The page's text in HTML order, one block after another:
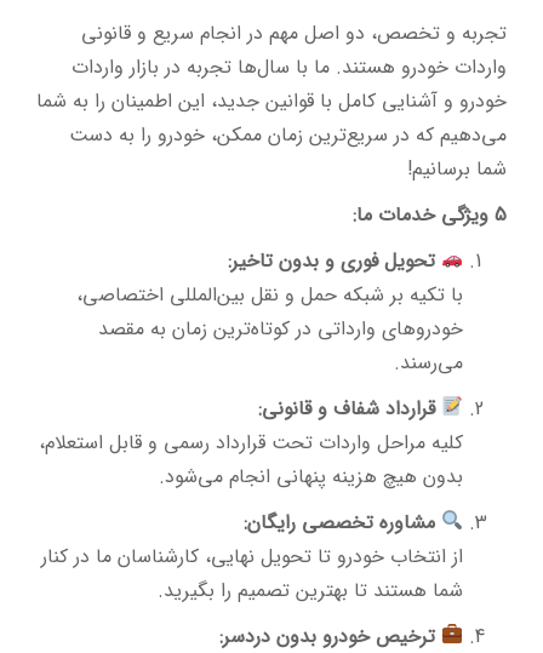
تجربه و تخصص، دو اصل مهم در انجام سریع و قانونی
واردات خودرو هستند. ما با سال‌ها تجربه در بازار واردات
خودرو و آشنایی کامل با قوانین جدید، این اطمینان را به شما
می‌دهیم که در سریع‌ترین زمان ممکن، خودرو را به دست
شما برسانیم!
5 ویژگی خدمات ما:
تحویل فوری و بدون تاخیر:
با تکیه بر شبکه حمل و نقل بین‌المللی اختصاصی،
خودروهای وارداتی در کوتاه‌ترین زمان به مقصد
می‌رسند.
قرارداد شفاف و قانونی:
کلیه مراحل واردات تحت قرارداد رسمی و قابل استعلام،
بدون هیچ هزینه پنهانی انجام می‌شود.
مشاوره تخصصی رایگان:
از انتخاب خودرو تا تحویل نهایی، کارشناسان ما در کنار
شما هستند تا بهترین تصمیم را بگیرید.
ترخیص خودرو بدون دردسر: